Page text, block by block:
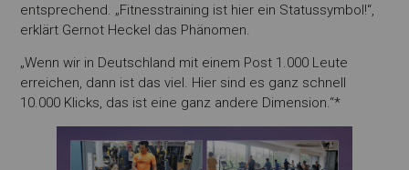
entsprechend. „Fitnesstraining ist hier ein Statussymbol!“,
erklärt Gernot Heckel das Phänomen.
„Wenn wir in Deutschland mit einem Post 1.000 Leute
erreichen, dann ist das viel. Hier sind es ganz schnell
10.000 Klicks, das ist eine ganz andere Dimension.“*